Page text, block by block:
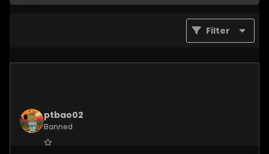
Filter
ptbao02
Banned